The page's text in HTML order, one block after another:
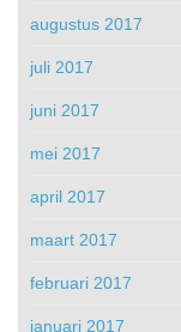
augustus 2017
juli 2017
juni 2017
mei 2017
april 2017
maart 2017
februari 2017
januari 2017